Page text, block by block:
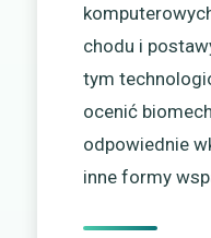
chodu i
tym
ocenić
odpowiednie
inne formy